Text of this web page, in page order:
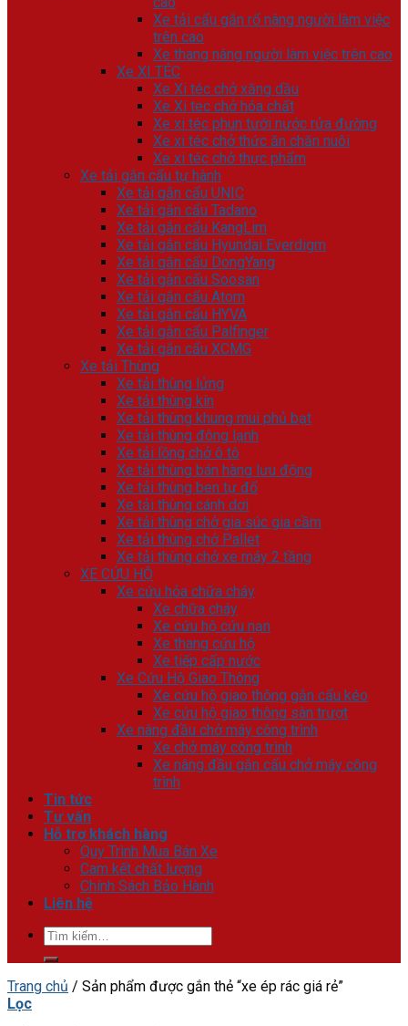
Xe tải cẩu gắn rổ nâng người làm việc
trên cao
Xe thang nâng người làm việc trên cao
Xe XI TÉC
Xe Xi téc chở xăng dầu
Xe Xi tec chở hóa chất
Xe xi téc phun tưới nước rửa đường
Xe xi téc chở thức ăn chăn nuôi
Xe xi téc chở thực phẩm
Xe tải gắn cẩu tự hành
Xe tải gắn cẩu UNIC
Xe tải gắn cẩu Tadano
Xe tải gắn cẩu KangLim
Xe tải gắn cẩu Hyundai Everdigm
Xe tải gắn cẩu DongYang
Xe tải gắn cẩu Soosan
Xe tải gắn cẩu Atom
Xe tải gắn cẩu HYVA
Xe tải gắn cẩu Palfinger
Xe tải gắn cẩu XCMG
Xe tải Thùng
Xe tải thùng lửng
Xe tải thùng kín
Xe tải thùng khung mui phủ bạt
Xe tải thùng đông lạnh
Xe tải lồng chở ô tô
Xe tải thùng bán hàng lưu động
Xe tải thùng ben tự đổ
Xe tải thùng cánh dơi
Xe tải thùng chở gia súc gia cầm
Xe tải thùng chở Pallet
Xe tải thùng chở xe máy 2 tầng
XE CỨU HỘ
Xe cứu hỏa chữa cháy
Xe chữa cháy
Xe cứu hộ cứu nạn
Xe thang cứu hộ
Xe tiếp cấp nước
Xe Cứu Hộ Giao Thông
Xe cứu hộ giao thông gắn cẩu kéo
Xe cứu hộ giao thông sàn trượt
Xe nâng đầu chở máy công trình
Xe chở máy công trình
Xe nâng đầu gắn cẩu chở máy công
trình
Tin tức
Tư vấn
Hỗ trợ khách hàng
Quy Trình Mua Bán Xe
Cam kết chất lượng
Chính Sách Bảo Hành
Liên hệ
Tìm
kiếm:
Trang chủ / Sản phẩm được gắn thẻ “xe ép rác giá rẻ”
Lọc